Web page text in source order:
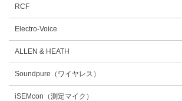
RCF
Electro-Voice
ALLEN & HEATH
Soundpure（ワイヤレス）
iSEMcon（測定マイク）